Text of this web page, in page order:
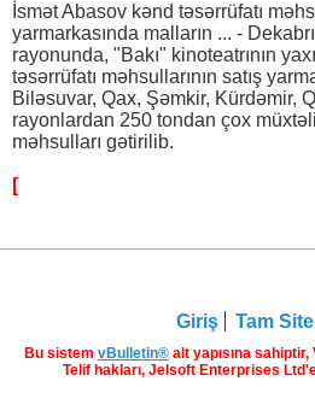
İsmət Abasov kənd təsərrüfatı
yarmarkasında malların ... -
rayonunda, "Bakı" kinoteatrının
təsərrüfatı məhsullarının satış
Biləsuvar, Qax, Şəmkir, Kürdəmir,
rayonlardan 250 tondan çox
məhsulları gətirilib.
[
Giriş Tam Site
Bu sistem vBulletin® alt yapısına
Telif hakları, Jelsoft Enterprises